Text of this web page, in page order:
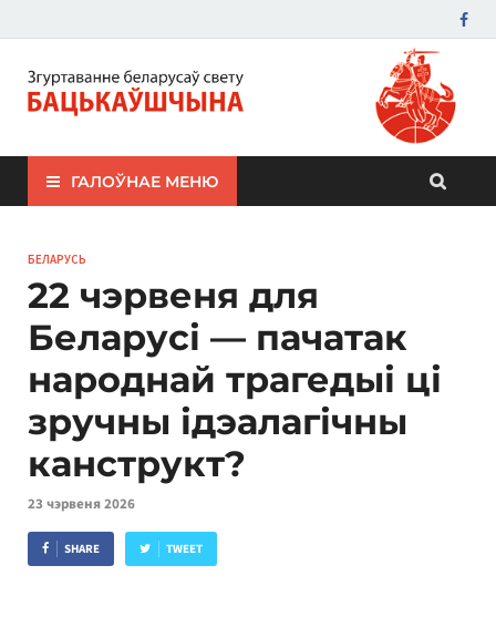
ЗБС "Бацькаўшчына"
ГАЛОЎНАЕ МЕНЮ
БЕЛАРУСЬ
22 чэрвеня для
Беларусі — пачатак
народнай трагедыі ці
зручны ідэалагічны
канструкт?
23 чэрвеня 2026
SHARE TWEET